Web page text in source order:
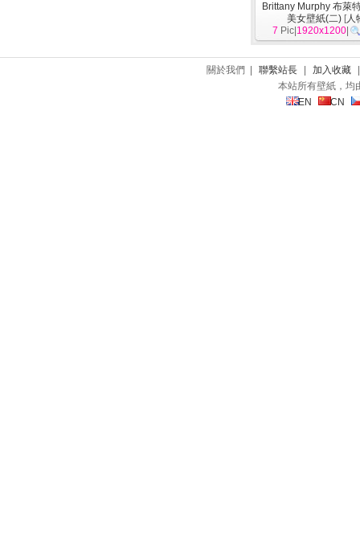
Brittany Murphy 布萊
美女壁紙(二) [人
7 Pic| 1920x1200
關於我們 | 聯繫站長 加入收藏
本站所有壁紙，均
EN
CN